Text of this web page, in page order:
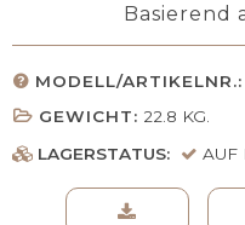
Basierend
MODELL/ARTIKELNR.:
GEWICHT: 22.8 KG.
LAGERSTATUS:
AUF